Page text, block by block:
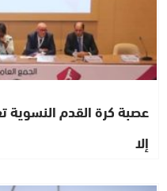
عصبة كرة القدم النسوية
إلا